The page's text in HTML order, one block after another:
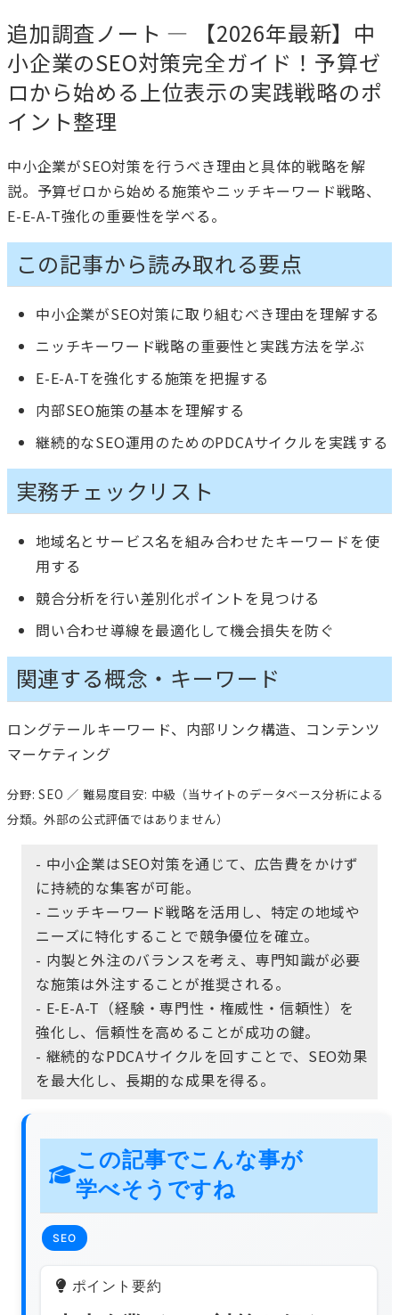
追加調査ノート — 【2026年最新】中
小企業のSEO対策完全ガイド！予算ゼ
ロから始める上位表示の実践戦略のポ
イント整理
中小企業がSEO対策を行うべき理由と具体的戦略を解
説。予算ゼロから始める施策やニッチキーワード戦略、
E-E-A-T強化の重要性を学べる。
この記事から読み取れる要点
中小企業がSEO対策に取り組むべき理由を理解する
ニッチキーワード戦略の重要性と実践方法を学ぶ
E-E-A-Tを強化する施策を把握する
内部SEO施策の基本を理解する
継続的なSEO運用のためのPDCAサイクルを実践する
実務チェックリスト
地域名とサービス名を組み合わせたキーワードを使
用する
競合分析を行い差別化ポイントを見つける
問い合わせ導線を最適化して機会損失を防ぐ
関連する概念・キーワード
ロングテールキーワード、内部リンク構造、コンテンツ
マーケティング
分野: SEO ／ 難易度目安: 中級（当サイトのデータベース分析による
分類。外部の公式評価ではありません）
- 中小企業はSEO対策を通じて、広告費をかけず
に持続的な集客が可能。
- ニッチキーワード戦略を活用し、特定の地域や
ニーズに特化することで競争優位を確立。
- 内製と外注のバランスを考え、専門知識が必要
な施策は外注することが推奨される。
- E-E-A-T（経験・専門性・権威性・信頼性）を
強化し、信頼性を高めることが成功の鍵。
- 継続的なPDCAサイクルを回すことで、SEO効果
を最大化し、長期的な成果を得る。
この記事でこんな事が
学べそうですね
SEO
ポイント要約